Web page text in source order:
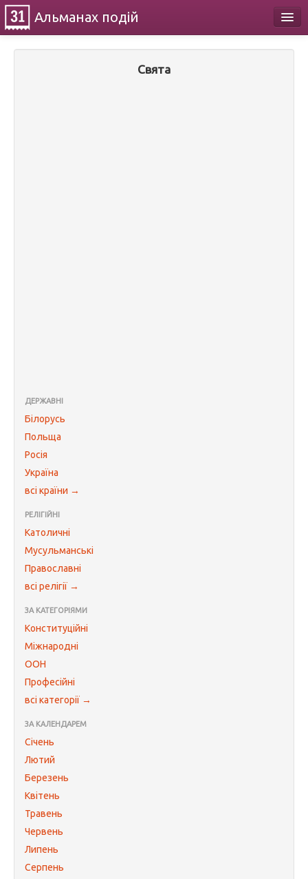
Альманах подій
Свята
ДЕРЖАВНІ
Білорусь
Польща
Росія
Україна
всі країни →
РЕЛІГІЙНІ
Католичні
Мусульманські
Православні
всі релігії →
ЗА КАТЕГОРІЯМИ
Конституційні
Міжнародні
ООН
Професійні
всі категорії →
ЗА КАЛЕНДАРЕМ
Січень
Лютий
Березень
Квітень
Травень
Червень
Липень
Серпень